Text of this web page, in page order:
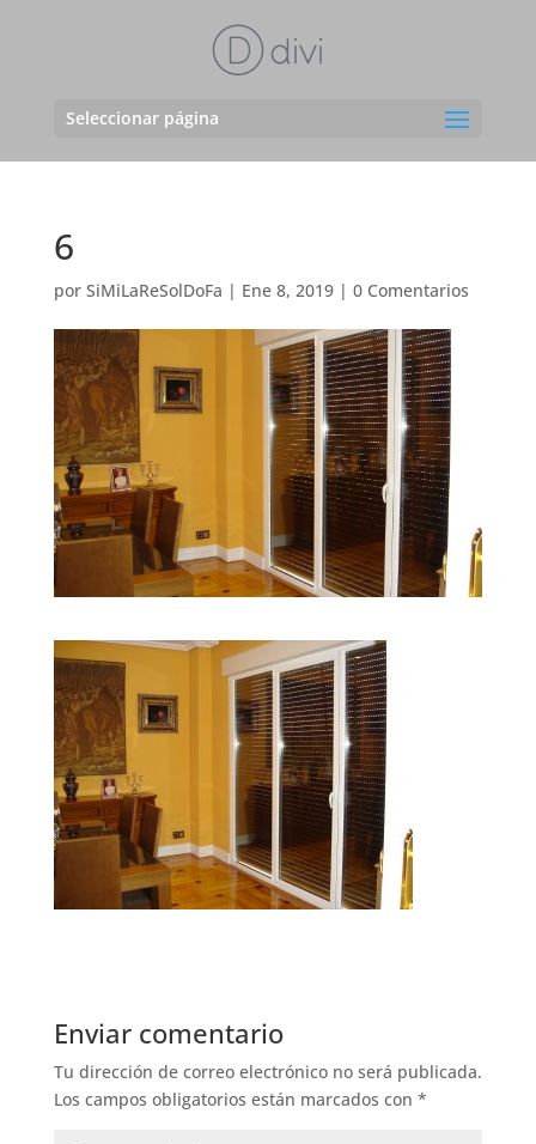
Seleccionar página
6
por SiMiLaReSolDoFa | Ene 8, 2019| 0 Comentarios
Enviar comentario
Tu dirección de correo electrónico no será publicada.
Los campos obligatorios están marcados con *